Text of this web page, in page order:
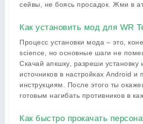
сейвы, не боясь просадок. Жми в
Как установить мод для WR
Процесс установки мода – это,
science, но основные шаги не
Скачай апкшку, разреши установку
источников в настройках Android и
инструкциям. После этого ты
готовым нагибать противников в
Как быстро прокачать